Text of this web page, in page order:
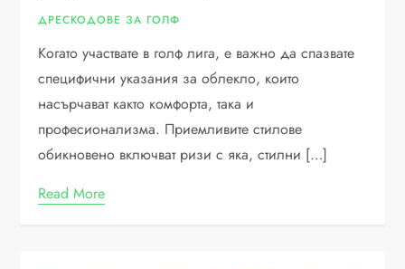
ДРЕСКОДОВЕ ЗА ГОЛФ
Когато участвате в голф лига, е важно да спазвате
специфични указания за облекло, които
насърчават както комфорта, така и
професионализма. Приемливите стилове
обикновено включват ризи с яка, стилни […]
Read More